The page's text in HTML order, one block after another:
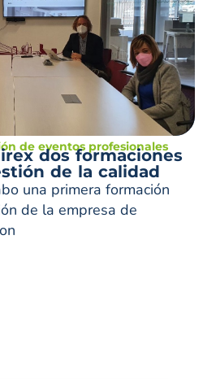
de eventos profesionales
dos formaciones
de la calidad
una primera formación
de la empresa de